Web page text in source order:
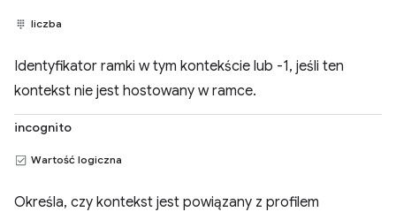
liczba
Identyfikator ramki w tym kontekście lub -1, jeśli ten
kontekst nie jest hostowany w ramce.
incognito
Wartość logiczna
Określa, czy kontekst jest powiązany z profilem